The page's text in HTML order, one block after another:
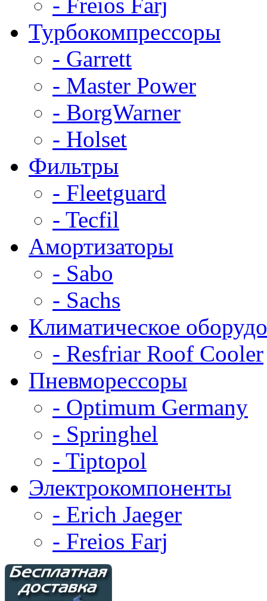
Турбокомпрессоры
- Garrett
- Master Power
- BorgWarner
- Holset
Фильтры
- Fleetguard
- Tecfil
Амортизаторы
- Sabo
- Sachs
Климатическое
- Resfriar Roof Cooler
Пневморессоры
- Optimum Germany
- Springhel
- Tiptopol
Электрокомпоненты
- Erich Jaeger
- Freios Farj